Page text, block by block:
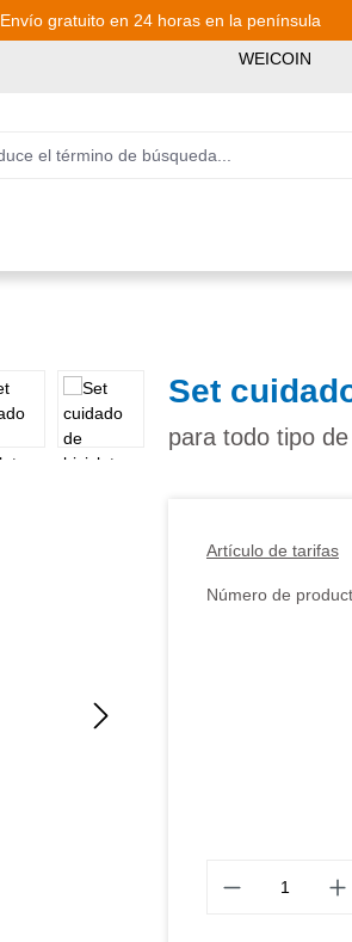
Envío gratuito en 24 horas en la península
WEICOIN
Set
para todo tipo
Artículo de tarifas
Número de